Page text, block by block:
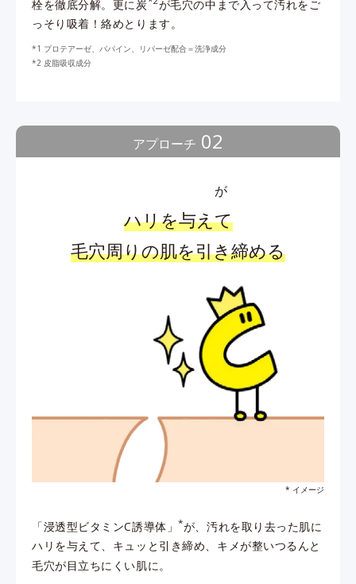
栓を徹底分解。更に炭
が毛穴の中まで入って汚れをご
っそり吸着！絡めとります。
プロテアーゼ、パパイン、リパーゼ配合＝洗浄成分
皮脂吸収成分
アプローチ 02
が
ハリを与えて
毛穴周りの肌を引き締める
* イメージ
「浸透型ビタミンC誘導体」*が、汚れを取り去った肌に
ハリを与えて、キュッと引き締め、キメが整いつるんと
毛穴が目立ちにくい肌に。